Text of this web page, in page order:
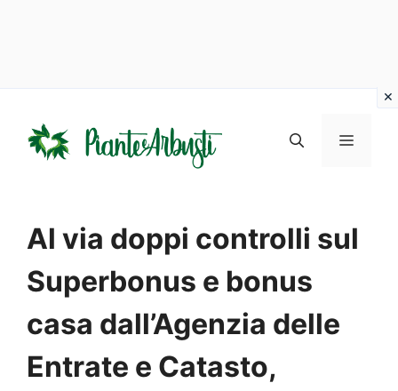
contenuto
MENU
Al via doppi controlli sul
Superbonus e bonus
casa dall’Agenzia delle
Entrate e Catasto,